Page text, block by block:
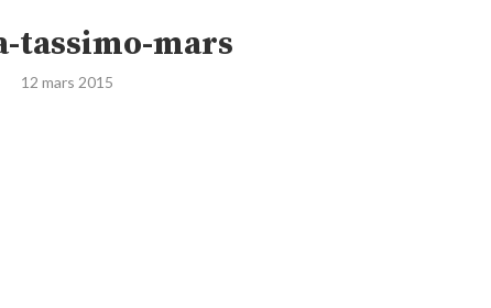
tassimo-mars
12 mars 2015